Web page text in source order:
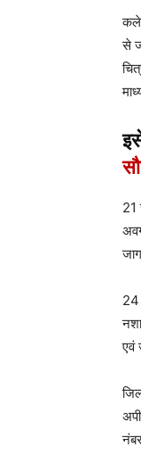
से
21
24
एवं